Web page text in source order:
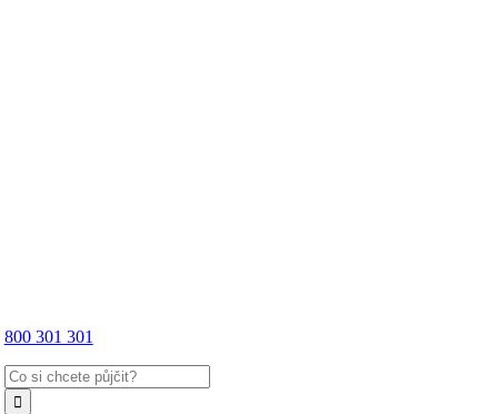
800 301 301
Hledat: